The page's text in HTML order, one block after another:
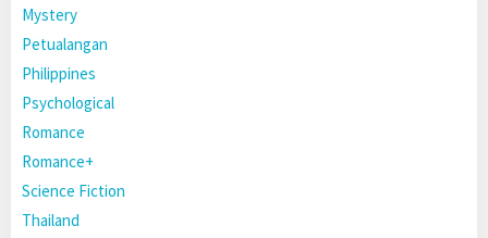
Mystery
Petualangan
Philippines
Psychological
Romance
Romance+
Science Fiction
Thailand